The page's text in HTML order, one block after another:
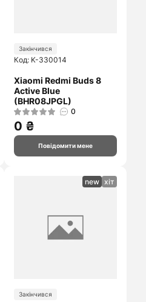
Закінчився
Код: K-330014
Xiaomi Redmi Buds 8
Active Blue
(BHR08JPGL)
0
0 ₴
Повідомити мене
new хіт
Закінчився